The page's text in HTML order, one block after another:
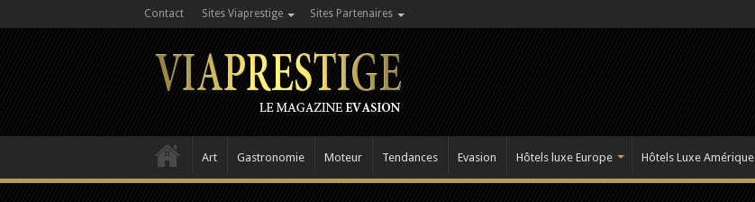
Contact Sites Viaprestige Sites Partenaires
Art Gastronomie Moteur Tendances Evasion Hôtels luxe Europe Hôtels Luxe Amérique